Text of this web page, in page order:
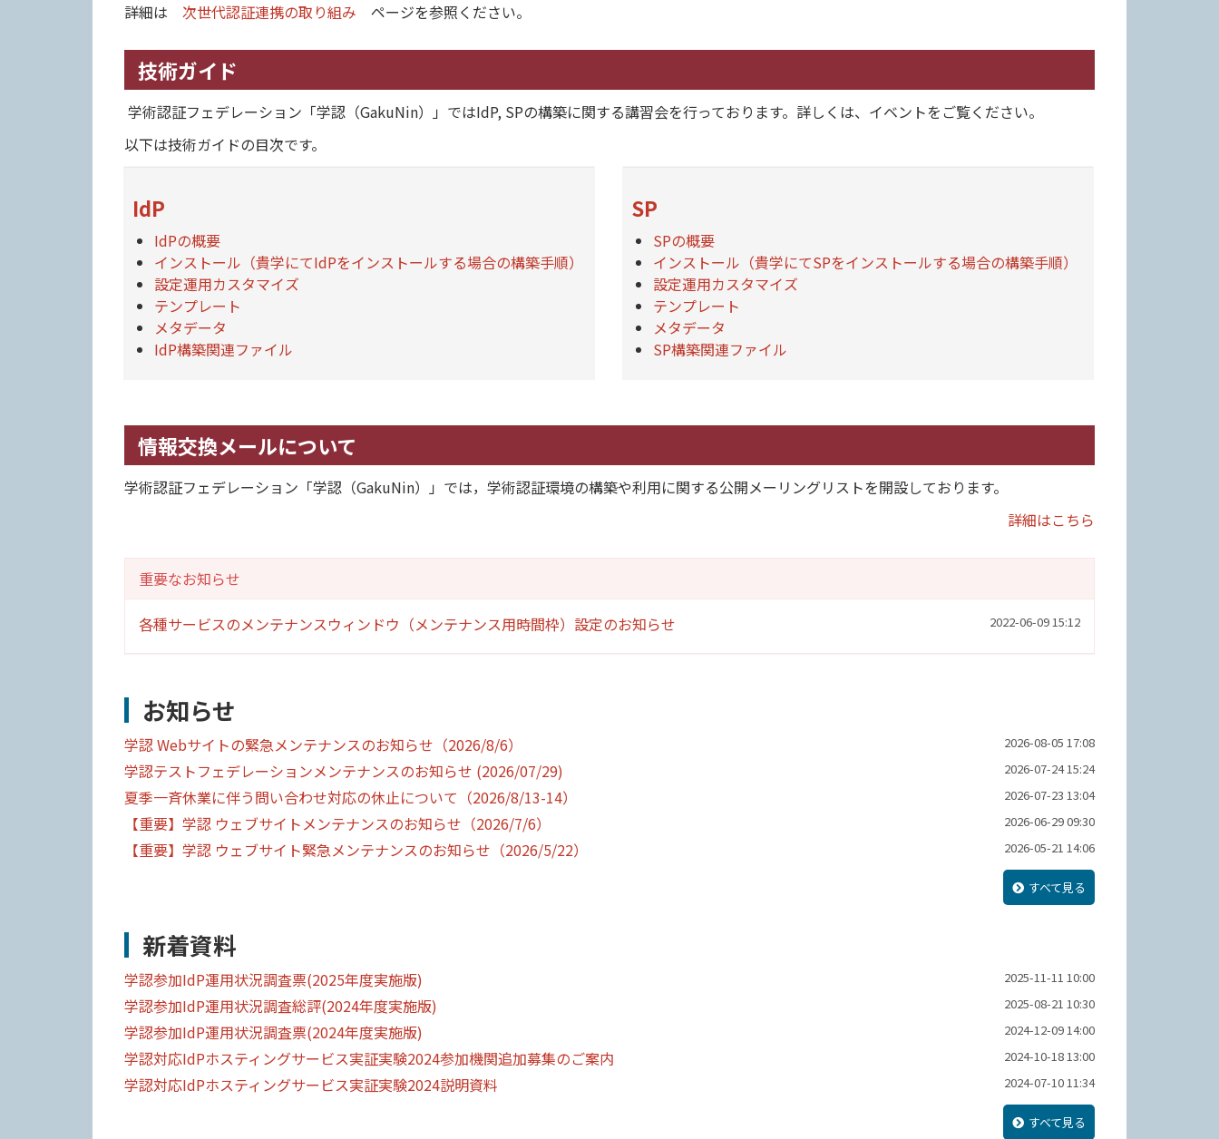
詳細は 次世代認証連携の取り組み ページを参照ください。
技術ガイド
学術認証フェデレーション「学認（GakuNin）」ではIdP, SPの構築に関する講習会を行っております。詳しくは、イベントをご覧ください。
以下は技術ガイドの目次です。
IdP
IdPの概要
インストール（貴学にてIdPをインストールする場合の構築手順）
設定運用カスタマイズ
テンプレート
メタデータ
IdP構築関連ファイル
SP
SPの概要
インストール（貴学にてSPをインストールする場合の構築手順）
設定運用カスタマイズ
テンプレート
メタデータ
SP構築関連ファイル
情報交換メールについて
学術認証フェデレーション「学認（GakuNin）」では，学術認証環境の構築や利用に関する公開メーリングリストを開設しております。
詳細はこちら
重要なお知らせ
各種サービスのメンテナンスウィンドウ（メンテナンス用時間枠）設定のお知らせ 2022-06-09 15:12
お知らせ
学認 Webサイトの緊急メンテナンスのお知らせ（2026/8/6） 2026-08-05 17:08
学認テストフェデレーションメンテナンスのお知らせ (2026/07/29) 2026-07-24 15:24
夏季一斉休業に伴う問い合わせ対応の休止について（2026/8/13-14） 2026-07-23 13:04
【重要】学認 ウェブサイトメンテナンスのお知らせ（2026/7/6） 2026-06-29 09:30
【重要】学認 ウェブサイト緊急メンテナンスのお知らせ（2026/5/22） 2026-05-21 14:06
すべて見る
新着資料
学認参加IdP運用状況調査票(2025年度実施版) 2025-11-11 10:00
学認参加IdP運用状況調査総評(2024年度実施版) 2025-08-21 10:30
学認参加IdP運用状況調査票(2024年度実施版) 2024-12-09 14:00
学認対応IdPホスティングサービス実証実験2024参加機関追加募集のご案内 2024-10-18 13:00
学認対応IdPホスティングサービス実証実験2024説明資料 2024-07-10 11:34
すべて見る